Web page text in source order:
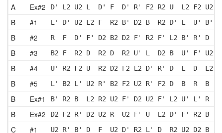
A Ex#2 D' L2 U2 L  D' F  D' R' F2 R2 U  L2 F2 U2 B
B #1 L' D' U2 L2 F  R2 B' D2 B  R2 D' L  U' B'
B #2 R  F  D' F' D2 B2 D2 F' R2 F' L2 B' R' D
B #3 B2 F  R2 D  R2 D  R2 U' L  D2 B  U' F' U2
B #4 U' R2 F2 U  R2 D2 F2 L2 D' R' D  L  D  L2
B #5 L' B2 L' U2 R' B2 F2 U2 R' F2 D  B  R  B
B Ex#1 B' R2 B  L2 R2 U2 F' D2 U2 F' L2 U' L' R
B Ex#2 D2 F2 R' D2 U2 R  U2 F' U  L2 D' F' R2 B
C #1 U2 R' B' D  F  U2 D' R2 L' D  R2 U2 D2 B